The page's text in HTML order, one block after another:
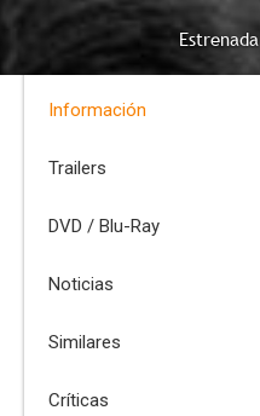
Estrenada
Información
Trailers
DVD / Blu-Ray
Noticias
Similares
Críticas